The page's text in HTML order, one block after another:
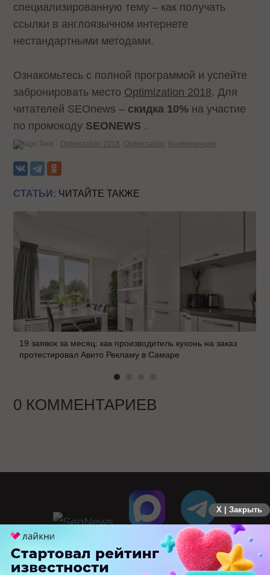
специализированную тему – как получать
ссылки в англоязычном интернете
нестандартными методами.
Ознакомьтесь с полной программой и успейте
забронировать место Optimization 2018. Для
читателей SEOnews – скидка 10% на участие
по промокоду SEONEWS .
Теги: Optimization 2018 Optimization Конференции
СТАТЬИ: ЧИТАЙТЕ ТАКЖЕ
19 заявок за месяц: как производитель кухонь на заказ
протестировал Авито Рекламу в Самаре
0 КОММЕНТАРИЕВ
X | Закрыть
ПЕРЕЙТИ НА ПОЛНУЮ ВЕРСИЮ
© SEOnews.ru Все права защищены. 2026